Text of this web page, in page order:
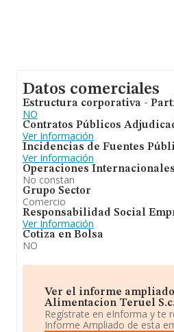
Datos comerciales
Estructura corporativa -
NO
Contratos Públicos
Ver Información
Incidencias de Fuentes
Ver Información
Operaciones Internacionales
No constan
Grupo Sector
Comercio
Responsabilidad Social
Ver Información
Cotiza en Bolsa
NO
Ver el informe
Alimentacion Teruel
Regístrate en eInforma y te
Informe Ampliado de esta